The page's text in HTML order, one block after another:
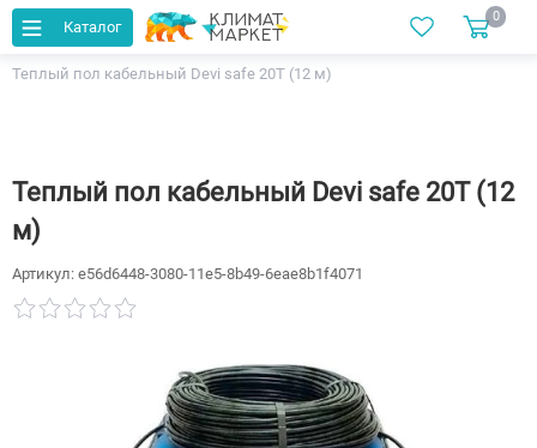
Каталог
0
Главная Каталог Теплый пол
Теплый пол кабельный Devi safe 20T (12 м)
Теплый пол кабельный Devi safe 20T (12
м)
Артикул: e56d6448-3080-11e5-8b49-6eae8b1f4071